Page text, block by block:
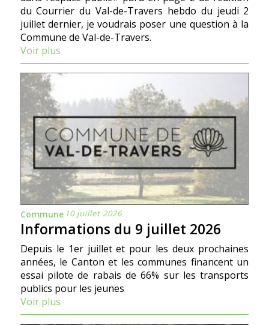
du Courrier du Val-de-Travers hebdo du jeudi 2
juillet dernier, je voudrais poser une question à la
Commune de Val-de-Travers.
Voir plus
Commune 10 juillet 2026
Informations du 9 juillet 2026
Depuis le 1er juillet et pour les deux prochaines
années, le Canton et les communes financent un
essai pilote de rabais de 66% sur les transports
publics pour les jeunes
Voir plus